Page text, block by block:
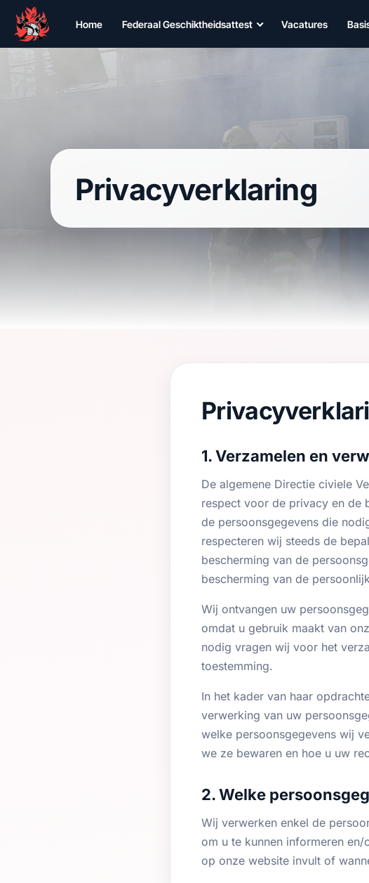
Home Federaal Geschiktheidsattest Vacatures
Privacyverklaring
1. Verzamelen en
De algemene Directie civiele
respect voor de privacy en de
de persoonsgegevens die
respecteren wij steeds de
bescherming van de
bescherming van de
Wij ontvangen uw
omdat u gebruik maakt van
nodig vragen wij voor het
toestemming.
In het kader van haar
verwerking van uw
welke persoonsgegevens wij
we ze bewaren en hoe u uw
2. Welke
Wij verwerken enkel de
om u te kunnen informeren
op onze website invult of